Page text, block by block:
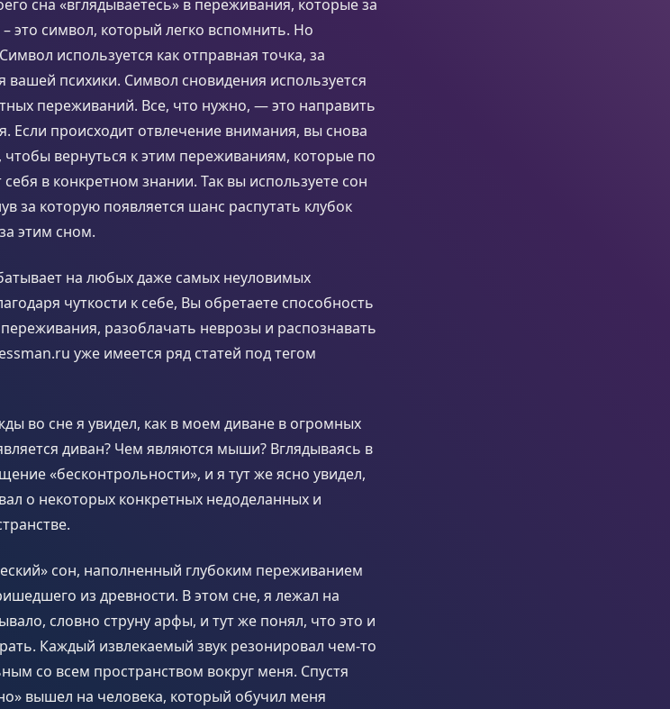
сна «вглядываетесь» в переживания, которые за
это символ, который легко вспомнить. Но
используется как отправная точка, за
вашей психики. Символ сновидения используется
переживаний. Все, что нужно, — это направить
Если происходит отвлечение внимания, вы снова
чтобы вернуться к этим переживаниям, которые по
в конкретном знании. Так вы используете сон
за которую появляется шанс распутать клубок
этим сном.
на любых даже самых неуловимых
чуткости к себе, Вы обретаете способность
разоблачать неврозы и распознавать
уже имеется ряд статей под тегом
во сне я увидел, как в моем диване в огромных
диван? Чем являются мыши? Вглядываясь в
«бесконтрольности», и я тут же ясно увидел,
о некоторых конкретных недоделанных и
сон, наполненный глубоким переживанием
из древности. В этом сне, я лежал на
словно струну арфы, и тут же понял, что это и
Каждый извлекаемый звук резонировал чем-то
со всем пространством вокруг меня. Спустя
вышел на человека, который обучил меня